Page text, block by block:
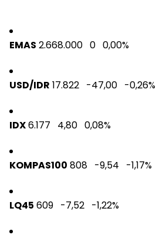
EMAS 2.668.000 0 0,00%
USD/IDR 17.822 -47,00 -0,26%
IDX6.177 4,80 0,08%
KOMPAS100 808 -9,54 -1,17%
LQ45 609 -7,52 -1,22%